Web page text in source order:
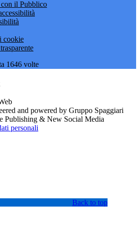
il Pubblico
cookie
1646 volte
and powered by Gruppo Spaggiari
Publishing & New Social Media
personali
Back to top